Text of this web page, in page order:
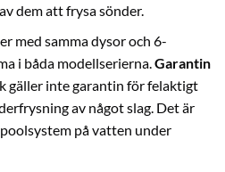
dem att frysa sönder.
med samma dysor och 6-
i båda modellserierna.Garantin
gäller inte garantin för felaktigt
av något slag. Det är
på vatten under